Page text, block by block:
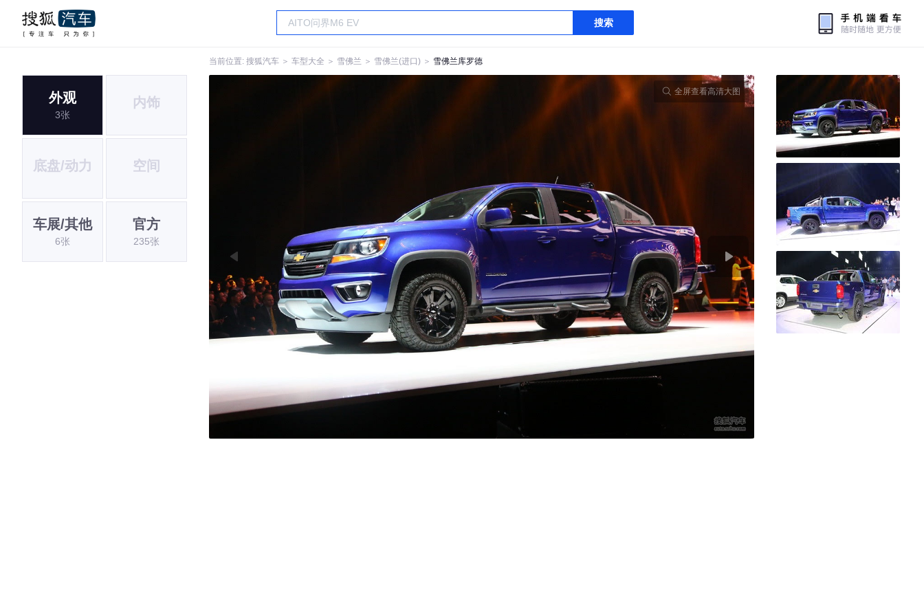
搜索
当前位置: 搜狐汽车 ＞ 车型大全 ＞ 雪佛兰 ＞ 雪佛兰(进口) ＞ 雪佛兰库罗德
外观
3张
内饰
底盘/动力 空间
车展/其他
6张
官方
235张
全屏查看高清大图